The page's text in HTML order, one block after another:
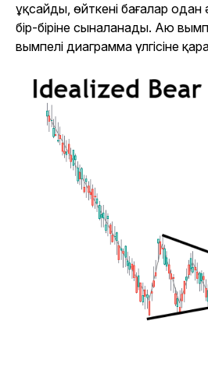
ұқсайды, өйткені бағалар одан
бір-біріне сыналанады. Аю
вымпелі диаграмма үлгісіне